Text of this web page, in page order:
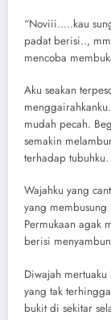
“Noviii…..kau
padat berisi..,
mencoba
Aku seakan
mudah pecah.
semakin
terhadap tubuhku.
Wajahku yang
yang
Permukaan agak
berisi
Diwajah
yang tak
bukit di sekitar